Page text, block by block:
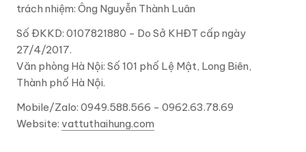
trách nhiệm: Ông Nguyễn Thành Luân
Số ĐKKD: 0107821880 - Do Sở KHĐT cấp ngày
27/4/2017.
Văn phòng Hà Nội: Số 101 phố Lệ Mật, Long Biên,
Thành phố Hà Nội.
Mobile/Zalo: 0949.588.566 - 0962.63.78.69
Website: vattuthaihung.com